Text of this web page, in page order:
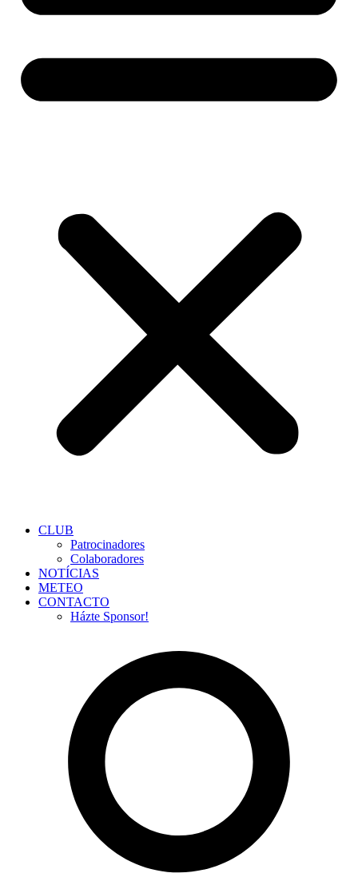
CLUB
Patrocinadores
Colaboradores
NOTÍCIAS
METEO
CONTACTO
Házte Sponsor!